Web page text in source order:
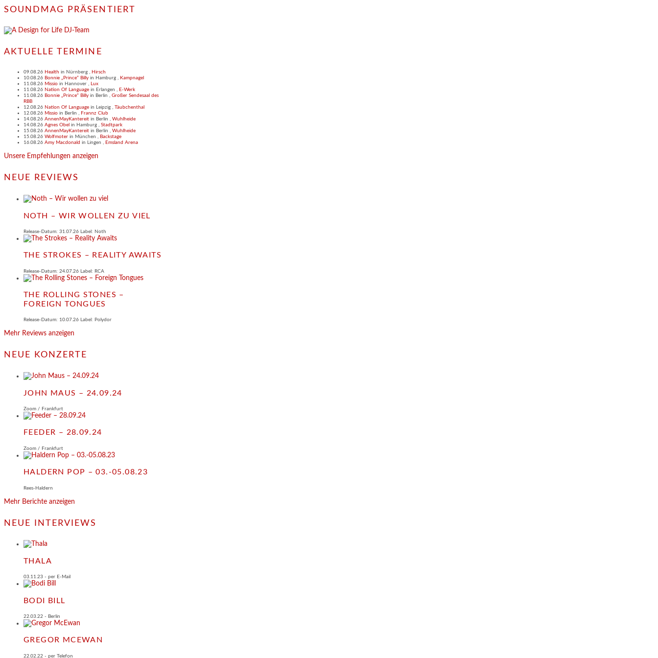
SOUNDMAG PRÄSENTIERT
AKTUELLE TERMINE
09.08.26 Health in Nürnberg , Hirsch
10.08.26 Bonnie „Prince“ Billy in Hamburg , Kampnagel
11.08.26 Missio in Hannover , Lux
11.08.26 Nation Of Language in Erlangen , E-Werk
11.08.26 Bonnie „Prince“ Billy in Berlin , Großer Sendesaal des
RBB
12.08.26 Nation Of Language in Leipzig , Täubchenthal
12.08.26 Missio in Berlin , Frannz Club
14.08.26 AnnenMayKantereit in Berlin , Wuhlheide
14.08.26 Agnes Obel in Hamburg , Stadtpark
15.08.26 AnnenMayKantereit in Berlin , Wuhlheide
15.08.26 Wolfmoter in München , Backstage
16.08.26 Amy Macdonald in Lingen , Emsland Arena
Unsere Empfehlungen anzeigen
NEUE REVIEWS
NOTH – WIR WOLLEN ZU VIEL
Release-Datum: 31.07.26 Label: Noth
THE STROKES – REALITY AWAITS
Release-Datum: 24.07.26 Label: RCA
THE ROLLING STONES –
FOREIGN TONGUES
Release-Datum: 10.07.26 Label: Polydor
Mehr Reviews anzeigen
NEUE KONZERTE
JOHN MAUS – 24.09.24
Zoom / Frankfurt
FEEDER – 28.09.24
Zoom / Frankfurt
HALDERN POP – 03.-05.08.23
Rees-Haldern
Mehr Berichte anzeigen
NEUE INTERVIEWS
THALA
03.11.23 - per E-Mail
BODI BILL
22.03.22 - Berlin
GREGOR MCEWAN
22.02.22 - per Telefon